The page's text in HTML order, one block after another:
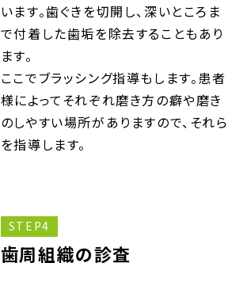
います。歯ぐきを切開し、深いところま
で付着した歯垢を除去することもあり
ます。
ここでブラッシング指導もします。患者
様によってそれぞれ磨き方の癖や磨き
のしやすい場所がありますので、それら
を指導します。
STEP4
歯周組織の診査